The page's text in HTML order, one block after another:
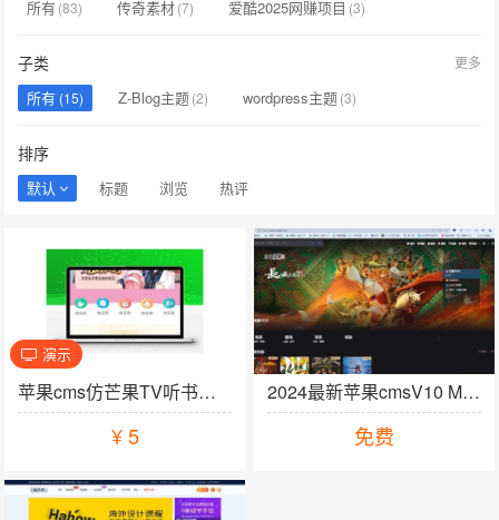
所有(83) 传奇素材(7) 爱酷2025网赚项目 (3)
整站源码(33) 模版主题
子类
所有 (15) Z-Blog主题(2) wordpress主题(3)
更多
排序
默认 标题 浏览 热评
加入购物车
演示
苹果cms仿芒果TV听书模板电脑版手机版精美UI影视网站模板
¥5
2024最新苹果cmsV10 MXone 10.8模板独家版本
免费